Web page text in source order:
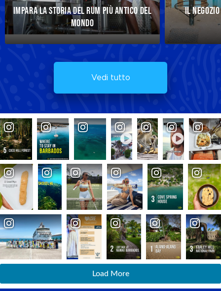
IMPARA LA STORIA DEL RUM PIÙ ANTICO DEL
MONDO
IL
Vedi tutto
Load More